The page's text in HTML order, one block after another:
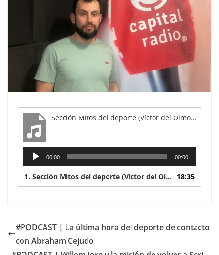
Sección Mitos del deporte (Víctor del Olmo) - Domingo 8 de mayo
Reproductor
00:00 00:00
1. Sección Mitos del deporte (Víctor del Olmo) - Domingo 8 de mayo 18:35
#PODCAST | La última hora del deporte de contacto
con Abraham Cejudo